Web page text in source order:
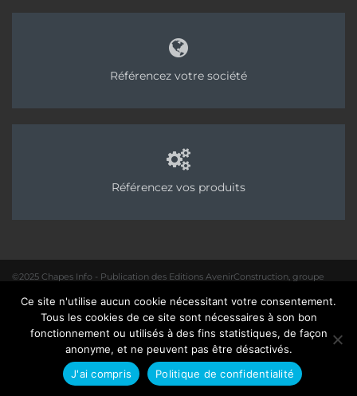
Référencez votre société
Référencez vos produits
©2025 Chapes Info - Publication des Editions AvenirConstruction, groupe
01 40 31 64 80 |
Rédaction Mentions légales – Politique de confidentialité
Site :Seedcom.fr
Ce site n'utilise aucun cookie nécessitant votre consentement.
Tous les cookies de ce site sont nécessaires à son bon
fonctionnement ou utilisés à des fins statistiques, de façon
anonyme, et ne peuvent pas être désactivés.
J'ai compris
Politique de confidentialité